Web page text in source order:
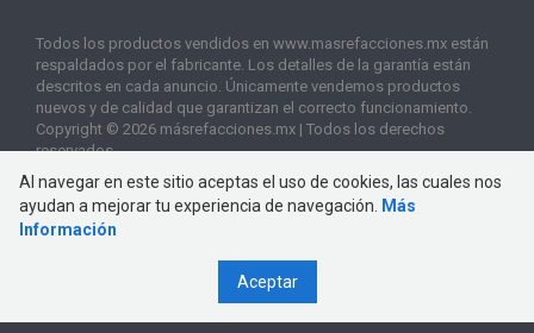
Todos los productos vendidos en www.masrefacciones.mx están
respaldados por el fabricante. Los detalles de la garantía están
descritos en cada anuncio. Únicamente vendemos productos
nuevos y de calidad que garantizan el correcto funcionamiento.
Copyright © 2026 másrefacciones.mx | Todos los derechos
reservados
Al navegar en este sitio aceptas el uso de cookies, las cuales nos
ayudan a mejorar tu experiencia de navegación.
Más
Información
Aceptar